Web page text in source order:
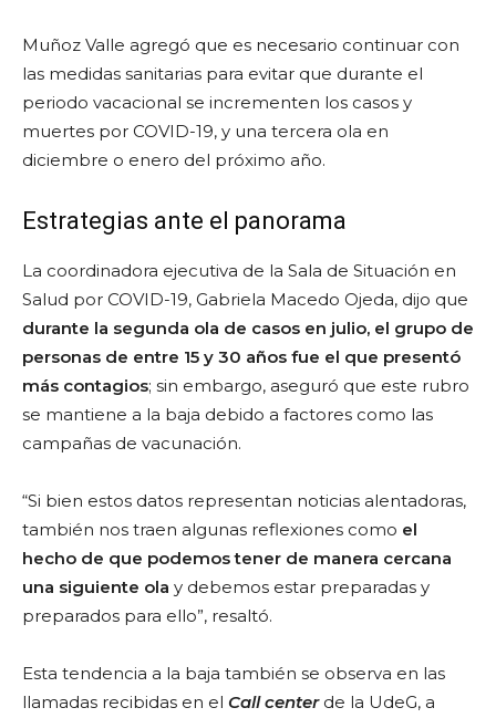
Muñoz Valle agregó que es necesario continuar con
las medidas sanitarias para evitar que durante el
periodo vacacional se incrementen los casos y
muertes por COVID-19, y una tercera ola en
diciembre o enero del próximo año.
Estrategias ante el panorama
La coordinadora ejecutiva de la Sala de Situación en
Salud por COVID-19, Gabriela Macedo Ojeda, dijo que
durante la segunda ola de casos en julio, el grupo de
personas de entre 15 y 30 años fue el que presentó
más contagios; sin embargo, aseguró que este rubro
se mantiene a la baja debido a factores como las
campañas de vacunación.
“Si bien estos datos representan noticias alentadoras,
también nos traen algunas reflexiones como el
hecho de que podemos tener de manera cercana
una siguiente ola y debemos estar preparadas y
preparados para ello”, resaltó.
Esta tendencia a la baja también se observa en las
llamadas recibidas en el Call centerde la UdeG, a